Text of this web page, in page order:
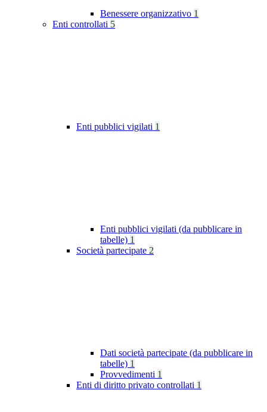
Benessere organizzativo 1
Enti controllati 5
Enti pubblici vigilati 1
Enti pubblici vigilati (da pubblicare in
tabelle) 1
Società partecipate 2
Dati società partecipate (da pubblicare in
tabelle) 1
Provvedimenti 1
Enti di diritto privato controllati 1